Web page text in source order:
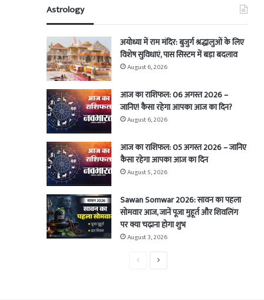
Astrology
अयोध्या में राम मंदिर: बुजुर्ग श्रद्धालुओं के लिए
विशेष सुविधाएं, पास सिस्टम में बड़ा बदलाव
August 6, 2026
आज का राशिफल: 06 अगस्त 2026 –
जानिए! कैसा रहेगा आपका आज का दिन?
August 6, 2026
आज का राशिफल: 05 अगस्त 2026 – जानिए
कैसा रहेगा आपका आज का दिन
August 5, 2026
Sawan Somwar 2026: सावन का पहला
सोमवार आज, जानें पूजा मुहूर्त और शिवलिंग
पर क्या चढ़ाना होगा शुभ
August 3, 2026
PreviousNext